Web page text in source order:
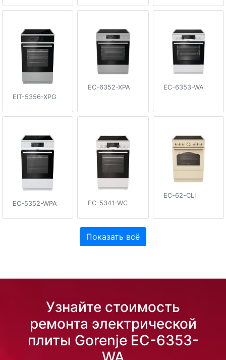
EIT-5356-XPG
EC-6352-XPA EC-6353-WA
EC-5352-WPA EC-5341-WC
EC-62-CLI
Показать всё
Узнайте стоимость
ремонта электрической
плиты Gorenje EC-6353-